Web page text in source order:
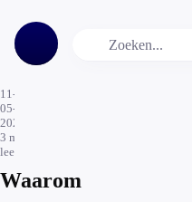
11-
05-
2026
3 min.
leestijd
Waarom